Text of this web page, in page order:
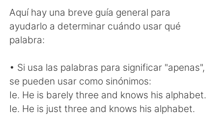
Türkçe Tiếng Việt
Português
Aquí hay una breve guía general para
ayudarlo a determinar cuándo usar qué
palabra:
• Si usa las palabras para significar "apenas",
se pueden usar como sinónimos:
Ie. He is barely three and knows his alphabet.
Ie. He is just three and knows his alphabet.